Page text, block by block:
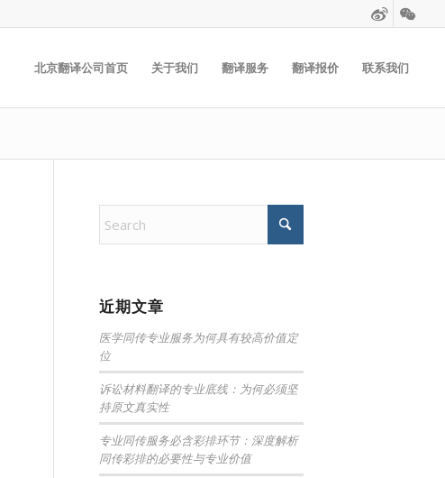
北京翻译公司首页 关于我们 翻译服务 翻译报价 联系我们
近期文章
医学同传专业服务为何具有较高价值定
位
诉讼材料翻译的专业底线：为何必须坚
持原文真实性
专业同传服务必含彩排环节：深度解析
同传彩排的必要性与专业价值